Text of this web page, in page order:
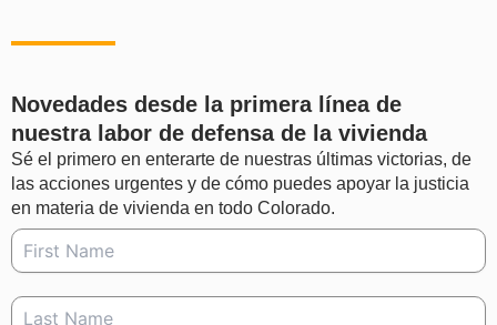
Novedades desde la primera línea de
nuestra labor de defensa de la vivienda
Sé el primero en enterarte de nuestras últimas victorias, de
las acciones urgentes y de cómo puedes apoyar la justicia
en materia de vivienda en todo Colorado.